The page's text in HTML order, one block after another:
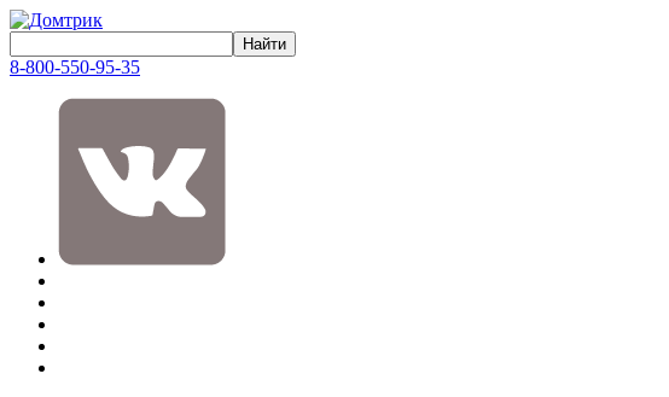
8-800-550-95-35